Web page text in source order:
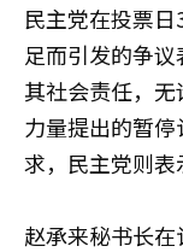
民主党在投票
足而引发的争
其社会责任，
力量提出的暂
求，民主党则
赵承来秘书长